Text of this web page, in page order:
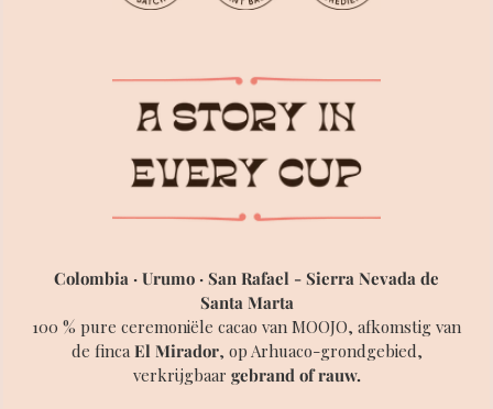
FacebookInstagram
YouTube
ZOEK
Colombia · Urumo · San Rafael - Sierra Nevada de
Santa Marta
100 % pure ceremoniële cacao van MOOJO, afkomstig van
de fincaEl Mirador, op Arhuaco-grondgebied,
verkrijgbaar gebrand of rauw.